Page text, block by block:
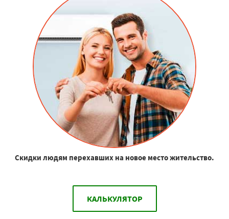
Скидки людям перехавших на новое место жительство.
КАЛЬКУЛЯТОР